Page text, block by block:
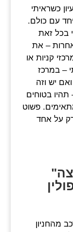
כשראיתי
עם כולם.
בכל זאת
– את
קניות או
– במרכז
יש וזה
בטוחים
פשוט
על אחד
הרכב מהחניון